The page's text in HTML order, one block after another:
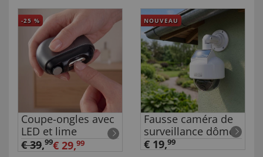
-25 %
Coupe-ongles avec
LED et lime
€ 39,99€ 29,99
NOUVEAU
Fausse caméra de
surveillance dôme
€ 19,99